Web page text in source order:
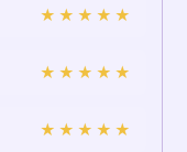
★★★★★
★★★★★
★★★★★